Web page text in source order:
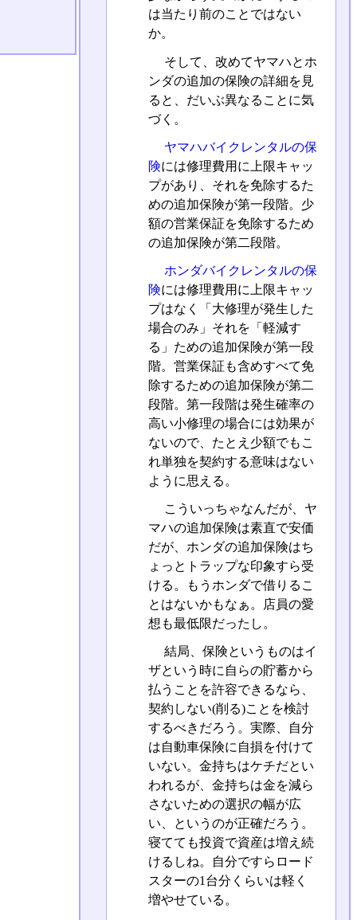
は当たり前のことではない
か。
そして、改めてヤマハとホ
ンダの追加の保険の詳細を見
ると、だいぶ異なることに気
づく。
ヤマハバイクレンタルの保
険には修理費用に上限キャッ
プがあり、それを免除するた
めの追加保険が第一段階。少
額の営業保証を免除するため
の追加保険が第二段階。
ホンダバイクレンタルの保
険には修理費用に上限キャッ
プはなく「大修理が発生した
場合のみ」それを「軽減す
る」ための追加保険が第一段
階。営業保証も含めすべて免
除するための追加保険が第二
段階。第一段階は発生確率の
高い小修理の場合には効果が
ないので、たとえ少額でもこ
れ単独を契約する意味はない
ように思える。
こういっちゃなんだが、ヤ
マハの追加保険は素直で安価
だが、ホンダの追加保険はち
ょっとトラップな印象すら受
ける。もうホンダで借りるこ
とはないかもなぁ。店員の愛
想も最低限だったし。
結局、保険というものはイ
ザという時に自らの貯蓄から
払うことを許容できるなら、
契約しない(削る)ことを検討
するべきだろう。実際、自分
は自動車保険に自損を付けて
いない。金持ちはケチだとい
われるが、金持ちは金を減ら
さないための選択の幅が広
い、というのが正確だろう。
寝てても投資で資産は増え続
けるしね。自分ですらロード
スターの1台分くらいは軽く
増やせている。